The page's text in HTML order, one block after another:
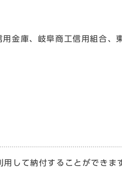
金庫、岐阜商工信用組合、
して納付することができま